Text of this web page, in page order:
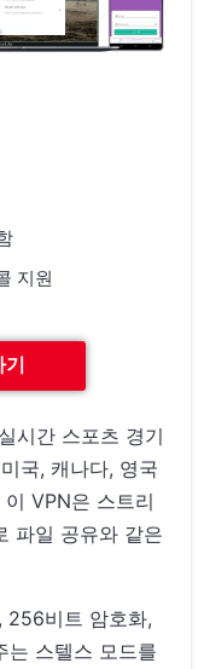
지원
시간 스포츠 경기
국, 캐나다, 영국
VPN은 스트리
파일 공유와 같은
256비트 암호화,
는 스텔스 모드를